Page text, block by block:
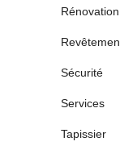
Rénovation
Sécurité
Services
Tapissier